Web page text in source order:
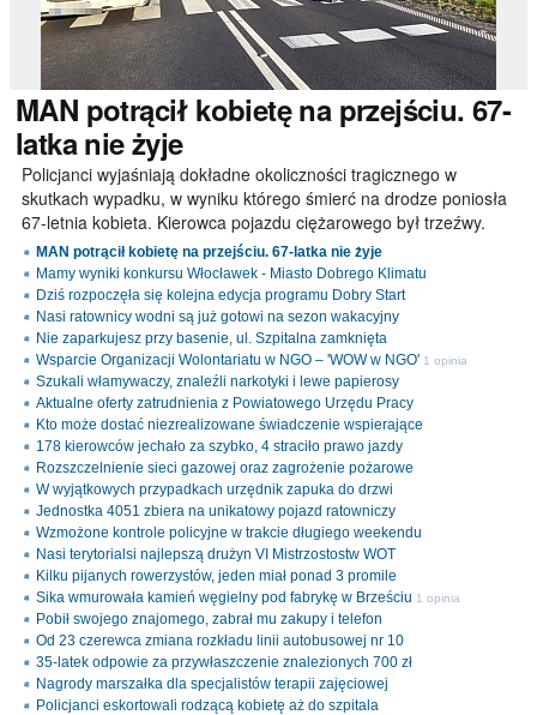
MAN potrącił kobietę na przejściu. 67-
latka nie żyje
Policjanci wyjaśniają dokładne okoliczności tragicznego w
skutkach wypadku, w wyniku którego śmierć na drodze poniosła
67-letnia kobieta. Kierowca pojazdu ciężarowego był trzeźwy.
MAN potrącił kobietę na przejściu. 67-latka nie żyje
Mamy wyniki konkursu Włocławek - Miasto Dobrego Klimatu
Dziś rozpoczęła się kolejna edycja programu Dobry Start
Nasi ratownicy wodni są już gotowi na sezon wakacyjny
Nie zaparkujesz przy basenie, ul. Szpitalna zamknięta
Wsparcie Organizacji Wolontariatu w NGO – 'WOW w NGO' 1 opinia
Szukali włamywaczy, znaleźli narkotyki i lewe papierosy
Aktualne oferty zatrudnienia z Powiatowego Urzędu Pracy
Kto może dostać niezrealizowane świadczenie wspierające
178 kierowców jechało za szybko, 4 straciło prawo jazdy
Rozszczelnienie sieci gazowej oraz zagrożenie pożarowe
W wyjątkowych przypadkach urzędnik zapuka do drzwi
Jednostka 4051 zbiera na unikatowy pojazd ratowniczy
Wzmożone kontrole policyjne w trakcie długiego weekendu
Nasi terytorialsi najlepszą drużyn VI Mistrzostostw WOT
Kilku pijanych rowerzystów, jeden miał ponad 3 promile
Sika wmurowała kamień węgielny pod fabrykę w Brześciu 1 opinia
Pobił swojego znajomego, zabrał mu zakupy i telefon
Od 23 czerewca zmiana rozkładu linii autobusowej nr 10
35-latek odpowie za przywłaszczenie znalezionych 700 zł
Nagrody marszałka dla specjalistów terapii zajęciowej
Policjanci eskortowali rodzącą kobietę aż do szpitala